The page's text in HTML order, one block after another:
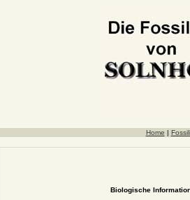
Home |
Biologische